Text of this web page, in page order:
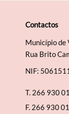
Contactos
Município de
Rua Brito
NIF:
T. 266 930
F. 266 930